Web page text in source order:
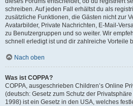
schreiben. Auf jeden Fall erhältst du als
zusätzliche Funktionen, die Gästen nicht zur
Avatarbilder, Private Nachrichten, E-Mail-
zu Benutzergruppen und so weiter. Wir
schnell erledigt ist und dir zahlreiche Vorteile
Nach oben
Was ist COPPA?
COPPA, ausgeschrieben Children’s Online
(deutsch: Gesetz zum Schutz der
1998) ist ein Gesetz in den USA, welches